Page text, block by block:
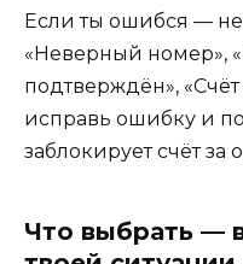
Если ты ошибся —
«Неверный номер»,
подтверждён»,
исправь ошибку и
заблокирует счёт за
Что выбрать —